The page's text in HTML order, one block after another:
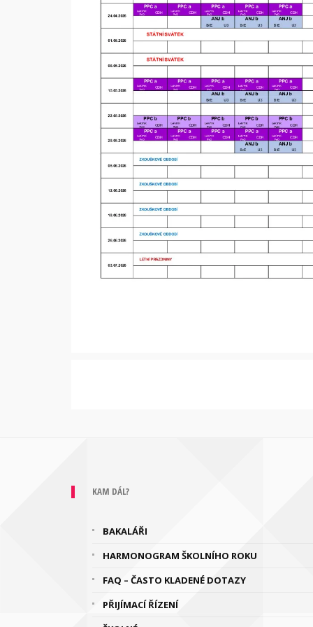
KAM DÁL?
BAKALÁŘI
HARMONOGRAM ŠKOLNÍHO ROKU
FAQ – ČASTO KLADENÉ DOTAZY
PŘIJÍMACÍ ŘÍZENÍ